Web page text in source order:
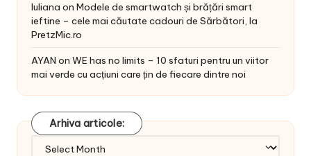
Iuliana on Modele de smartwatch și brățări smart
ieftine – cele mai căutate cadouri de Sărbători, la
PretzMic.ro
AYAN on WE has no limits – 10 sfaturi pentru un viitor
mai verde cu acțiuni care țin de fiecare dintre noi
Arhiva articole: